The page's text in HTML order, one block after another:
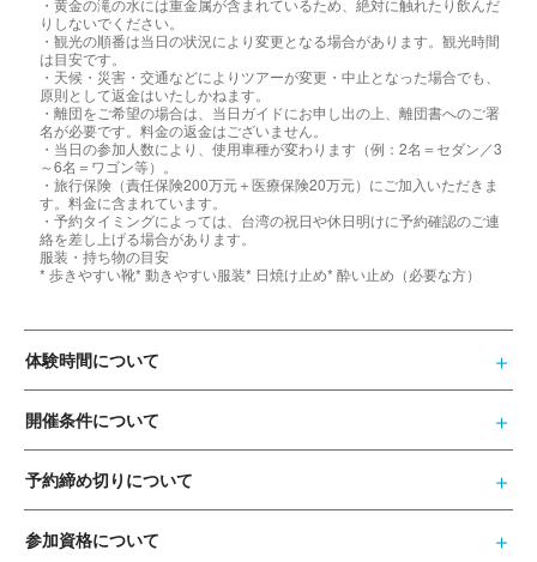
・黄金の滝の水には重金属が含まれているため、絶対に触れたり飲んだ
りしないでください。
・観光の順番は当日の状況により変更となる場合があります。観光時間
は目安です。
・天候・災害・交通などによりツアーが変更・中止となった場合でも、
原則として返金はいたしかねます。
・離団をご希望の場合は、当日ガイドにお申し出の上、離団書へのご署
名が必要です。料金の返金はございません。
・当日の参加人数により、使用車種が変わります（例：2名＝セダン／3
～6名＝ワゴン等）。
・旅行保険（責任保険200万元＋医療保険20万元）にご加入いただきま
す。料金に含まれています。
・予約タイミングによっては、台湾の祝日や休日明けに予約確認のご連
絡を差し上げる場合があります。
服装・持ち物の目安
* 歩きやすい靴* 動きやすい服装* 日焼け止め* 酔い止め（必要な方）
体験時間について
開催条件について
予約締め切りについて
参加資格について